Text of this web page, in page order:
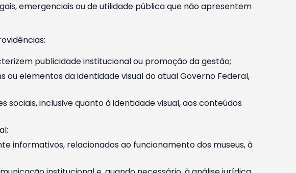
emergenciais ou de utilidade pública que não apresentem
publicidade institucional ou promoção da gestão;
elementos da identidade visual do atual Governo Federal,
inclusive quanto à identidade visual, aos conteúdos
informativos, relacionados ao funcionamento dos museus, à